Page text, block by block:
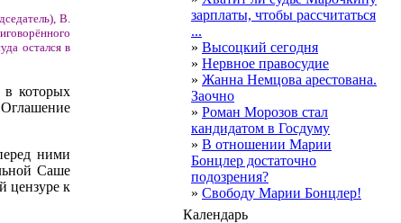
В.
остался в
в которых
ними
Саше
цензуре к
зарплаты, чтобы рассчитаться
...
» Высоцкий сегодня
» Нервное правосудие
» Жанна Немцова арестована.
Заочно
» Роман Морозов стал
кандидатом в Госдуму
» В отношении Марии
Бонцлер достаточно
подозрения?
» Свободу Марии Бонцлер!
Календарь